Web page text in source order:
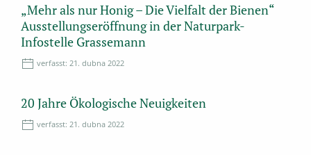
„Mehr als nur Honig – Die Vielfalt der Bienen“
Ausstellungseröffnung in der Naturpark-
Infostelle Grassemann
verfasst: 21. dubna 2022
20 Jahre Ökologische Neuigkeiten
verfasst: 21. dubna 2022